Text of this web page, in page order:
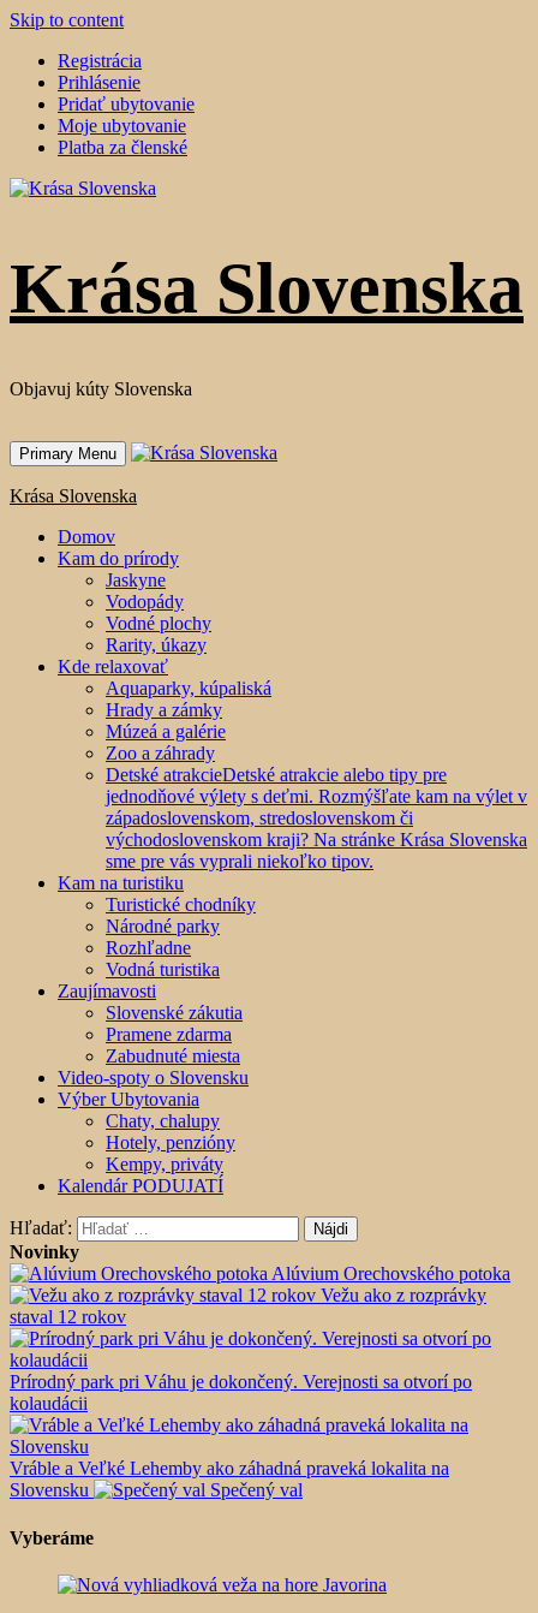
Skip to content
Registrácia
Prihlásenie
Pridať ubytovanie
Moje ubytovanie
Platba za členské
Krása Slovenska
Objavuj kúty Slovenska
Primary Menu
Krása Slovenska
Domov
Kam do prírody
Jaskyne
Vodopády
Vodné plochy
Rarity, úkazy
Kde relaxovať
Aquaparky, kúpaliská
Hrady a zámky
Múzeá a galérie
Zoo a záhrady
Detské atrakcieDetské atrakcie alebo tipy pre
jednodňové výlety s deťmi. Rozmýšľate kam na výlet v
západoslovenskom, stredoslovenskom či
východoslovenskom kraji? Na stránke Krása Slovenska
sme pre vás vyprali niekoľko tipov.
Kam na turistiku
Turistické chodníky
Národné parky
Rozhľadne
Vodná turistika
Zaujímavosti
Slovenské zákutia
Pramene zdarma
Zabudnuté miesta
Video-spoty o Slovensku
Výber Ubytovania
Chaty, chalupy
Hotely, penzióny
Kempy, priváty
Kalendár PODUJATÍ
Hľadať:
Novinky
Alúvium Orechovského potoka
Vežu ako z rozprávky
staval 12 rokov
Prírodný park pri Váhu je dokončený. Verejnosti sa otvorí po
kolaudácii
Vráble a Veľké Lehemby ako záhadná praveká lokalita na
Slovensku
Spečený val
Vyberáme